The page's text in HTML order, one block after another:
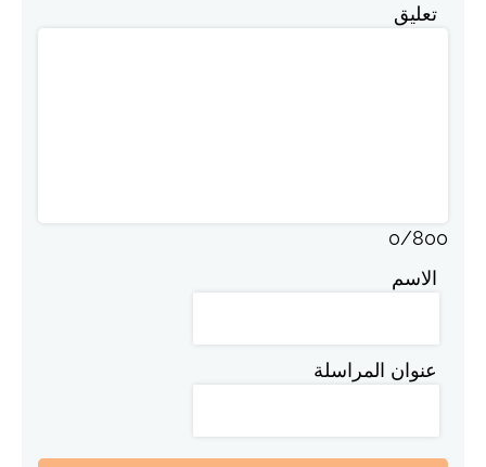
تعليق
0/800
الاسم
عنوان المراسلة